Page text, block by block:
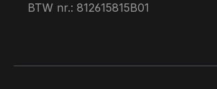
BTW nr.: 812615815B01